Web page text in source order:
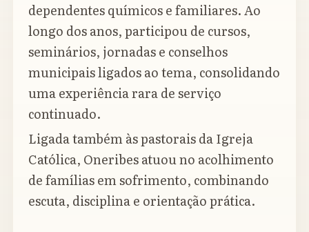
dependentes químicos e familiares. Ao
longo dos anos, participou de cursos,
seminários, jornadas e conselhos
municipais ligados ao tema, consolidando
uma experiência rara de serviço
continuado.
Ligada também às pastorais da Igreja
Católica, Oneribes atuou no acolhimento
de famílias em sofrimento, combinando
escuta, disciplina e orientação prática.